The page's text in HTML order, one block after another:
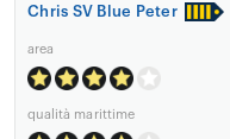
Chris SV Blue Peter
area
qualità marittime